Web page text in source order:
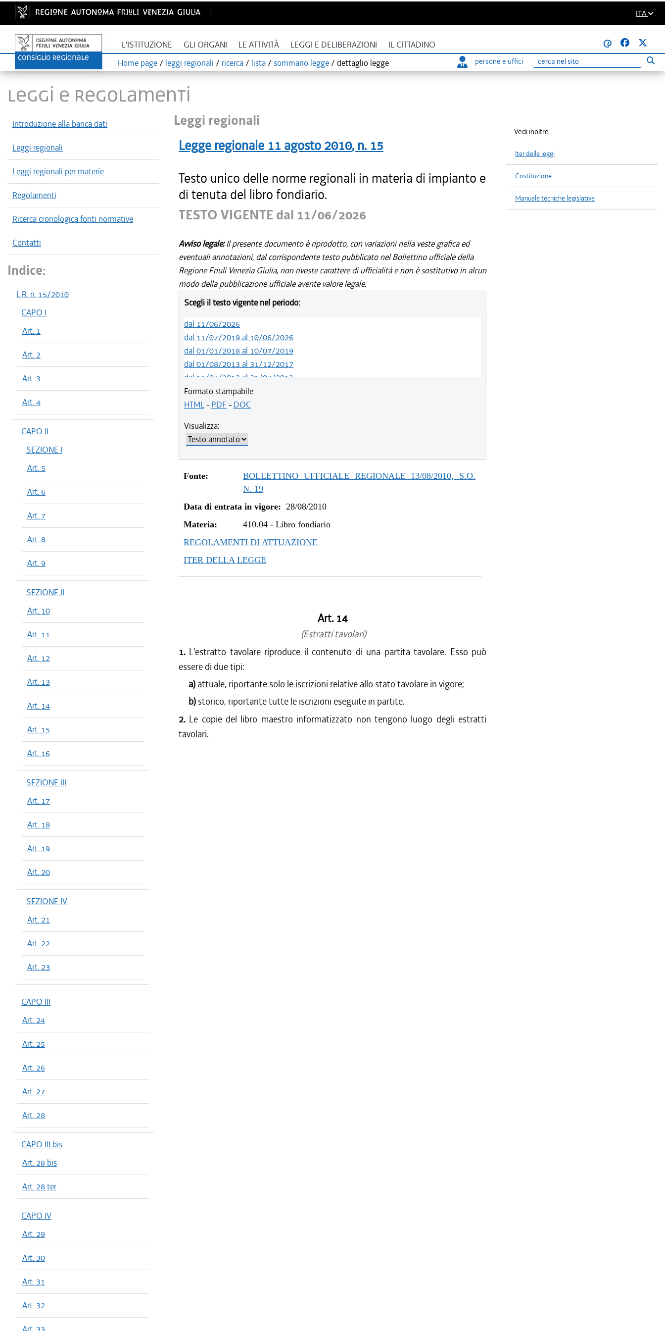
ITA
L'ISTITUZIONE GLI ORGANI LE ATTIVITÀ LEGGI E DELIBERAZIONI IL CITTADINO
@
Home page / leggi regionali / ricerca / lista / sommario legge / dettaglio legge persone e uffici
Ricerca
LEGGI E REGOLAMENTI
Introduzione alla banca dati
Leggi regionali
Leggi regionali per materie
Regolamenti
Ricerca cronologica fonti normative
Contatti
Indice:
L.R. n. 15/2010
CAPO I
Art. 1
Art. 2
Art. 3
Art. 4
CAPO II
SEZIONE I
Art. 5
Art. 6
Art. 7
Art. 8
Art. 9
SEZIONE II
Art. 10
Art. 11
Art. 12
Art. 13
Art. 14
Art. 15
Art. 16
SEZIONE III
Art. 17
Art. 18
Art. 19
Art. 20
SEZIONE IV
Art. 21
Art. 22
Art. 23
CAPO III
Art. 24
Art. 25
Art. 26
Art. 27
Art. 28
CAPO III bis
Art. 28 bis
Art. 28 ter
CAPO IV
Art. 29
Art. 30
Art. 31
Art. 32
Leggi regionali
Legge regionale 11 agosto 2010, n. 15
Testo unico delle norme regionali in materia di impianto e
di tenuta del libro fondiario.
TESTO VIGENTE dal 11/06/2026
Avviso legale:Il presente documento è riprodotto, con variazioni nella veste grafica ed
eventuali annotazioni, dal corrispondente testo pubblicato nel Bollettino ufficiale della
Regione Friuli Venezia Giulia, non riveste carattere di ufficialità e non è sostitutivo in alcun
modo della pubblicazione ufficiale avente valore legale.
Scegli il testo vigente nel periodo:
dal 11/06/2026
dal 11/07/2019 al 10/06/2026
dal 01/01/2018 al 10/07/2019
dal 01/08/2013 al 31/12/2017
dal 11/04/2013 al 31/07/2013
dal 01/01/2012 al 10/04/2013
dal 25/08/2011 al 31/12/2011
Formato stampabile:
HTML- PDF - DOC
Visualizza:
Fonte:
BOLLETTINO UFFICIALE REGIONALE 13/08/2010, S.O.
N. 19
Data di entrata in vigore: 28/08/2010
Materia:
410.04 -Libro fondiario
REGOLAMENTI DI ATTUAZIONE
ITER DELLA LEGGE
Art. 14
(Estratti tavolari)
1. L'estratto tavolare riproduce il contenuto di una partita tavolare. Esso può
essere di due tipi:
a) attuale, riportante solo le iscrizioni relative allo stato tavolare in vigore;
b) storico, riportante tutte le iscrizioni eseguite in partite.
2. Le copie del libro maestro informatizzato non tengono luogo degli estratti
tavolari.
Vedi inoltre
Iter delle leggi
Costituzione
Manuale tecniche legislative